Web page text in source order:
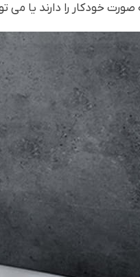
خودکار را دارند یا می